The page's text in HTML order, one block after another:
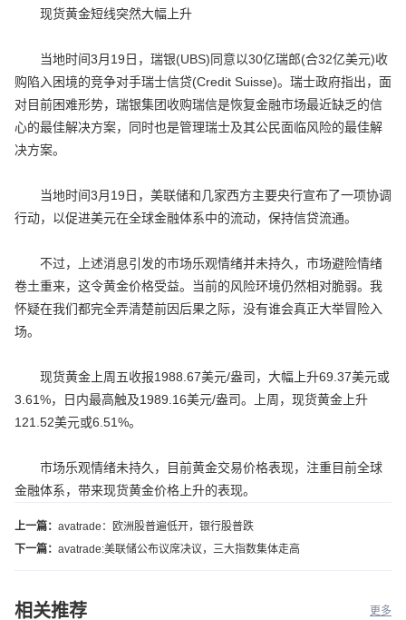
现货黄金短线突然大幅上升
当地时间3月19日，瑞银(UBS)同意以30亿瑞郎(合32亿美元)收
购陷入困境的竞争对手瑞士信贷(Credit Suisse)。瑞士政府指出，面
对目前困难形势，瑞银集团收购瑞信是恢复金融市场最近缺乏的信
心的最佳解决方案，同时也是管理瑞士及其公民面临风险的最佳解
决方案。
当地时间3月19日，美联储和几家西方主要央行宣布了一项协调
行动，以促进美元在全球金融体系中的流动，保持信贷流通。
不过，上述消息引发的市场乐观情绪并未持久，市场避险情绪
卷土重来，这令黄金价格受益。当前的风险环境仍然相对脆弱。我
怀疑在我们都完全弄清楚前因后果之际，没有谁会真正大举冒险入
场。
现货黄金上周五收报1988.67美元/盎司，大幅上升69.37美元或
3.61%，日内最高触及1989.16美元/盎司。上周，现货黄金上升
121.52美元或6.51%。
市场乐观情绪未持久，目前黄金交易价格表现，注重目前全球
金融体系，带来现货黄金价格上升的表现。
上一篇： avatrade：欧洲股普遍低开，银行股普跌
下一篇： avatrade:美联储公布议席决议，三大指数集体走高
相关推荐 更多